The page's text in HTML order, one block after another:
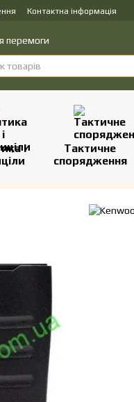
Контактна інформація
перемоги
і
Тактичне
спорядження